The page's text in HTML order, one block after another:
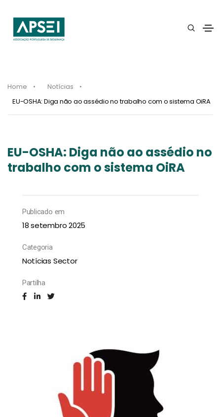
Home
Notícias
EU-OSHA: Diga não ao assédio no trabalho com o sistema OiRA
EU-OSHA: Diga não ao assédio no
trabalho com o sistema OiRA
Publicado em
18 setembro 2025
Categoria
Notícias Sector
Partilha